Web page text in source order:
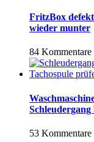
FritzBox
wieder munter
84 Kommentare
Schleudergang
53 Kommentare